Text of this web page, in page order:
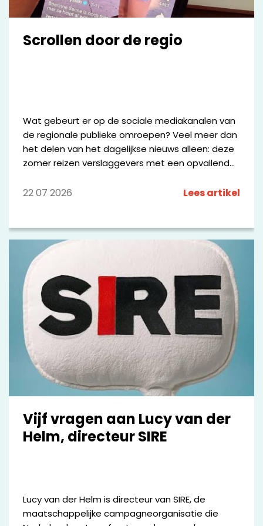
Scrollen door de regio
Wat gebeurt er op de sociale mediakanalen van
de regionale publieke omroepen? Veel meer dan
het delen van het dagelijkse nieuws alleen: deze
zomer reizen verslaggevers met een opvallende
beoordeeld alsof het sterrenrestaurants zijn en
wat de omroepen online maken.
22 07 2026 Lees artikel
Vijf vragen aan Lucy van der
Helm, directeur SIRE
Lucy van der Helm is directeur van SIRE, de
maatschappelijke campagneorganisatie die